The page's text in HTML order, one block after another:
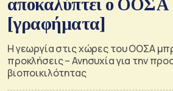
αποκαλύπτει ο ΟΟΣΑ
[γραφήματα]
Η γεωργία στις χώρες του ΟΟΣΑ
προκλήσεις – Ανησυχία για την
βιοποικιλότητας